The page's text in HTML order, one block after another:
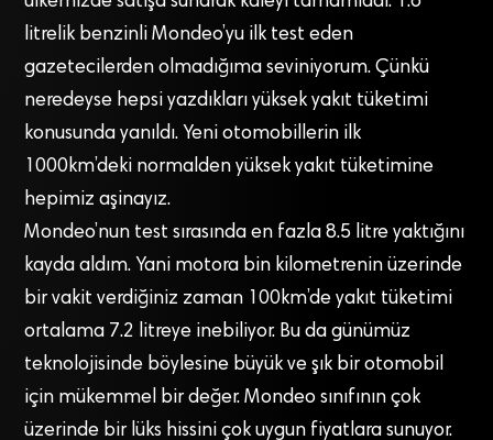
litrelik benzinli Mondeo’yu ilk test eden
gazetecilerden olmadığıma seviniyorum. Çünkü
neredeyse hepsi yazdıkları yüksek yakıt tüketimi
konusunda yanıldı. Yeni otomobillerin ilk
1000km’deki normalden yüksek yakıt tüketimine
hepimiz aşinayız.
Mondeo’nun test sırasında en fazla 8.5 litre yaktığını
kayda aldım. Yani motora bin kilometrenin üzerinde
bir vakit verdiğiniz zaman 100km’de yakıt tüketimi
ortalama 7.2 litreye inebiliyor. Bu da günümüz
teknolojisinde böylesine büyük ve şık bir otomobil
için mükemmel bir değer. Mondeo sınıfının çok
üzerinde bir lüks hissini çok uygun fiyatlara sunuyor.